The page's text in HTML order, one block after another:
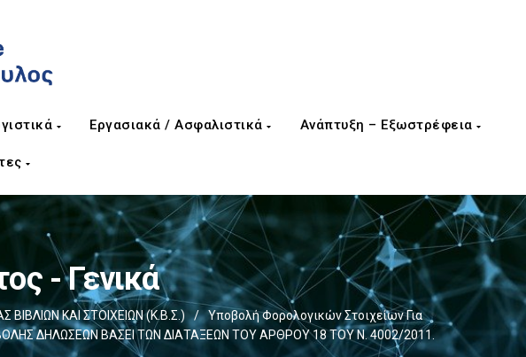
Εργασιακά / Ασφαλιστικά Ανάπτυξη – Εξωστρέφεια
- Γενικά
ΒΙΒΛΙΩΝ ΚΑΙ ΣΤΟΙΧΕΙΩΝ (Κ.Β.Σ.) /
Υποβολή Φορολογικών Στοιχείων Για
ΔΗΛΩΣΕΩΝ ΒΑΣΕΙ ΤΩΝ ΔΙΑΤΑΞΕΩΝ ΤΟΥ ΑΡΘΡΟΥ 18 ΤΟΥ Ν. 4002/2011.